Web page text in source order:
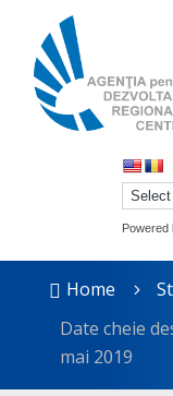
Powered
 Home 5
Date cheie
mai 2019